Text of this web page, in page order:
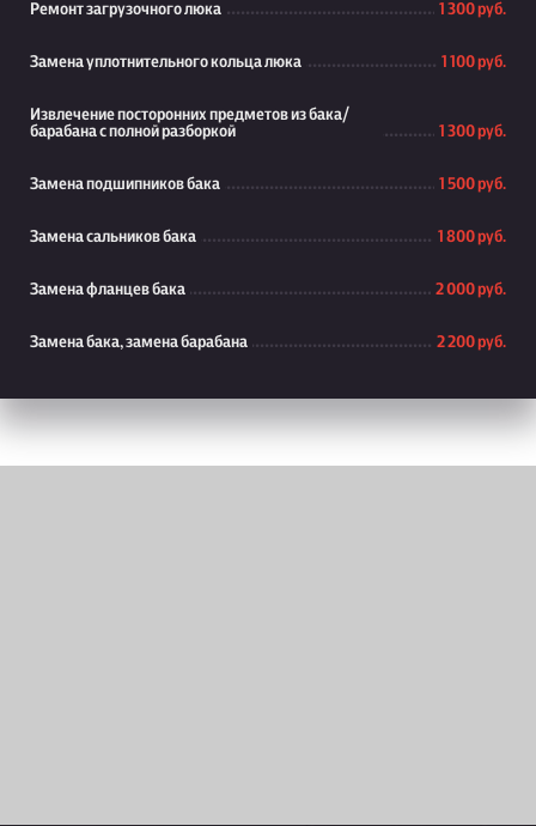
Ремонт загрузочного люка 1 300 руб.
Замена уплотнительного кольца люка 1 100 руб.
Извлечение посторонних предметов из бака/
барабана с полной разборкой
1 300 руб.
Замена подшипников бака 1 500 руб.
Замена сальников бака 1 800 руб.
Замена фланцев бака 2 000 руб.
Замена бака, замена барабана 2 200 руб.